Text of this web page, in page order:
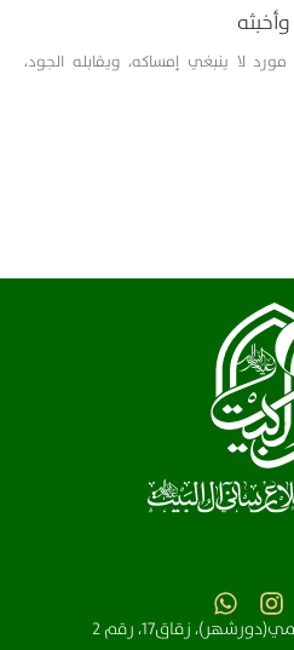
لا ينبغي إمساكه، ويقابله الجود،
زقاق17، رقم 2